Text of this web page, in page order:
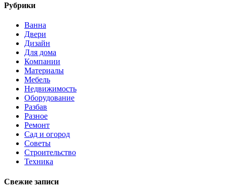
Рубрики
Ванна
Двери
Дизайн
Для дома
Компании
Материалы
Мебель
Недвижимость
Оборудование
Разбав
Разное
Ремонт
Сад и огород
Советы
Строительство
Техника
Свежие записи